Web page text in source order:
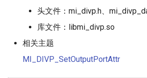
头文件：mi_divp.h、
库文件：libmi_divp.so
相关主题
MI_DIVP_SetOutputPortAttr